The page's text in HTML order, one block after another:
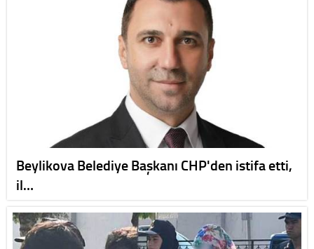
Beylikova Belediye Başkanı CHP'den istifa etti,
il…